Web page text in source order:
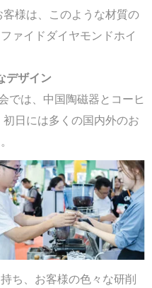
様は、このような材質の
ァイドダイヤモンドホイ
デザイン
は、中国陶磁器とコーヒ
日には多くの国内外のお
ち、お客様の色々な研削